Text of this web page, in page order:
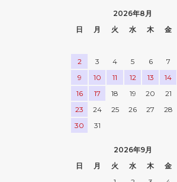
2026年8月
日
月 火 水 木 金
2
3 4 5 6 7
9
10 11 12 13 14
16
17 18 19 20 21
23
24 25 26 27 28
30
31
2026年9月
日
月 火 水 木 金